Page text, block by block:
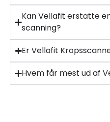
Kan Vellafit erstatte
scanning?
Er Vellafit
Hvem får mest ud af